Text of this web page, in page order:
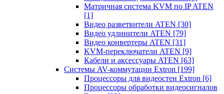
Матричная система KVM по IP ATEN
[1]
Видео разветвители ATEN [30]
Видео удлинители ATEN [79]
Видео конвертеры ATEN [31]
KVM-переключатели ATEN [9]
Кабели и аксессуары ATEN [63]
Системы AV-коммутации Extron [199]
Процессоры для видеостен Extron [6]
Процессоры обработки видеосигналов